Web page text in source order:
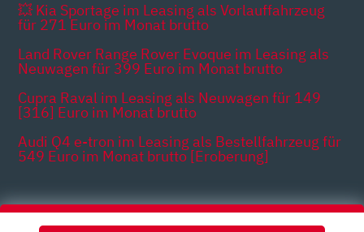
💥 Kia Sportage im Leasing als Vorlauffahrzeug
für 271 Euro im Monat brutto
Land Rover Range Rover Evoque im Leasing als
Neuwagen für 399 Euro im Monat brutto
Cupra Raval im Leasing als Neuwagen für 149
[316] Euro im Monat brutto
Audi Q4 e-tron im Leasing als Bestellfahrzeug für
549 Euro im Monat brutto [Eroberung]